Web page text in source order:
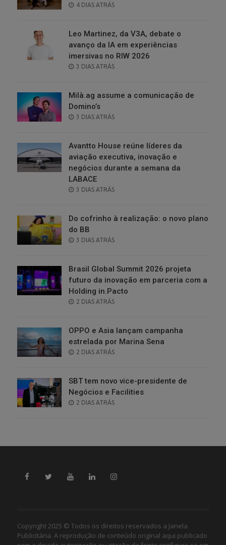
POSTED
4 DIAS ATRÁS
Leo Martinez, da V3A, debate o
avanço da IA em experiências
imersivas no RIW 2026
POSTED
3 DIAS ATRÁS
Milà.ag assume a comunicação de
Domino’s
POSTED
3 DIAS ATRÁS
Avantto House reúne líderes da
aviação executiva, inovação e
negócios durante a semana da
LABACE
POSTED
3 DIAS ATRÁS
Do cofrinho à realização: o novo plano
do BB
POSTED
3 DIAS ATRÁS
Brasil Global Summit 2026 projeta
futuro da inovação em parceria com a
Holding in.Pacto
POSTED
2 DIAS ATRÁS
OPPO e Asia lançam campanha
estrelada por Marina Sena
POSTED
2 DIAS ATRÁS
SBT tem novo vice-presidente de
Negócios e Facilities
POSTED
2 DIAS ATRÁS
Copyright 2025 © Todos os direitos reservados a Janela
Publicitária. A reprodução de conteúdo original aqui publicado